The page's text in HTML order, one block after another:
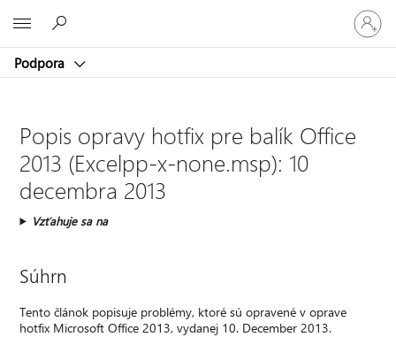
Podpora
Prihláste
sa
k
kontu
Popis opravy hotfix pre balík Office
2013 (Excelpp-x-none.msp): 10
decembra 2013
Vzťahuje sa na
Súhrn
Tento článok popisuje problémy, ktoré sú opravené v oprave
hotfix Microsoft Office 2013, vydanej 10. December 2013.